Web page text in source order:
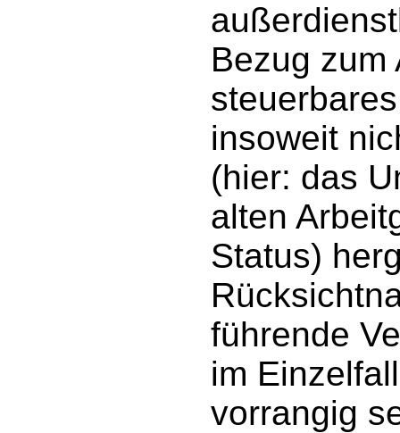
Bezug zum
insoweit
(hier: das
alten
Status)
führende
im
vorrangig